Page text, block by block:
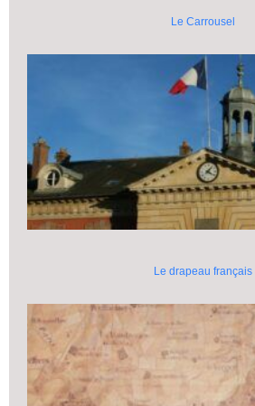
Le Carrousel
Le drapeau français